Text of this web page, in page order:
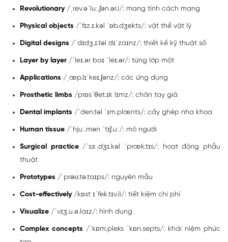
Revolutionary/ˌrev.əˈluː.ʃən.ər.i/: mang tính cách mạng
Physical objects /ˈfɪz.ɪ.kəl ˈɒb.dʒekts/: vật thể vật lý
Digital designs /ˈdɪdʒ.ɪ.təl dɪˈzaɪnz/: thiết kế kỹ thuật số
Layer by layer /ˈleɪ.ər baɪ ˈleɪ.ər/: từng lớp một
Applications /ˌæp.lɪˈkeɪ.ʃənz/: các ứng dụng
Prosthetic limbs /prɒsˈθet.ɪk lɪmz/: chân tay giả
Dental implants /ˈden.təl ˈɪm.plænts/: cấy ghép nha khoa
Human tissue /ˈhjuː.mən ˈtɪʃ.uː/: mô người
Surgical practice/ˈsɜː.dʒɪ.kəl ˈpræk.tɪs/: hoạt động phẫu
thuật
Prototypes /ˈprəʊ.tə.taɪps/: nguyên mẫu
Cost-effectively/kɒst ɪˈfek.tɪv.li/: tiết kiệm chi phí
Visualize /ˈvɪʒ.u.ə.laɪz/: hình dung
Complex concepts /ˈkɒm.pleks ˈkɒn.septs/: khái niệm phức